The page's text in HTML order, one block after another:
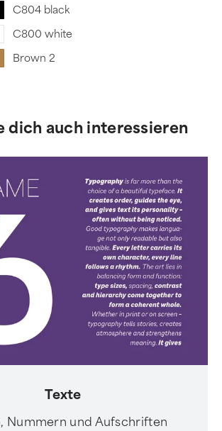
C804 black
C800 white
Brown 2
dich auch interessieren
Texte
Nummern und Aufschriften